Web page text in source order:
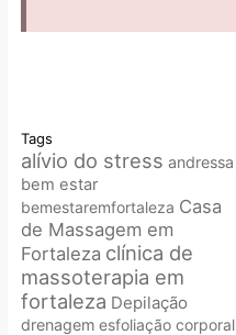
Tags
alívio do stress andressa
bem estar
bemestaremfortaleza Casa
de Massagem em
Fortaleza clínica de
massoterapia em
fortaleza Depilação
drenagem esfoliação corporal